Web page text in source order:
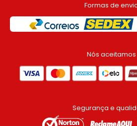
Formas de
Nós aceitamos
Segurança e